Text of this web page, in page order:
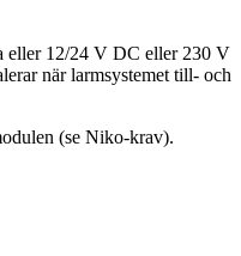
eller 12/24 V DC eller 230 V
när larmsystemet till- och
(se Niko-krav).